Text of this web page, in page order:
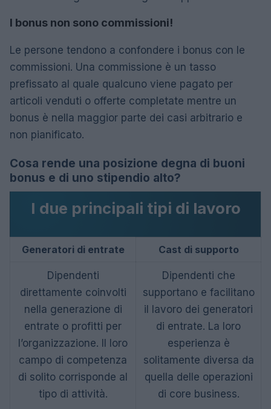
I bonus non sono commissioni!
Le persone tendono a confondere i bonus con le
commissioni. Una commissione è un tasso
prefissato al quale qualcuno viene pagato per
articoli venduti o offerte completate mentre un
bonus è nella maggior parte dei casi arbitrario e
non pianificato.
Cosa rende una posizione degna di buoni
bonus e di uno stipendio alto?
I due principali tipi di lavoro
Generatori di entrate Cast di supporto
Dipendenti
direttamente coinvolti
nella generazione di
entrate o profitti per
l’organizzazione. Il loro
campo di competenza
di solito corrisponde al
tipo di attività.
Dipendenti che
supportano e facilitano
il lavoro dei generatori
di entrate. La loro
esperienza è
solitamente diversa da
quella delle operazioni
di core business.